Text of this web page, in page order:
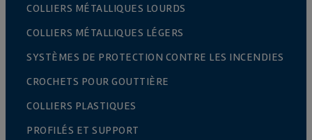
COLLIERS MÉTALLIQUES LOURDS
COLLIERS MÉTALLIQUES LÉGERS
SYSTÈMES DE PROTECTION CONTRE LES INCENDIES
CROCHETS POUR GOUTTIÈRE
COLLIERS PLASTIQUES
PROFILÉS ET SUPPORT